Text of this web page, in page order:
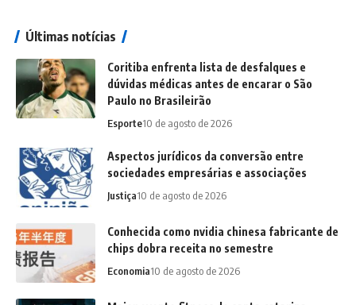
Últimas notícias
Coritiba enfrenta lista de desfalques e
dúvidas médicas antes de encarar o São
Paulo no Brasileirão
Esporte10 de agosto de 2026
Aspectos jurídicos da conversão entre
sociedades empresárias e associações
Justiça10 de agosto de 2026
Conhecida como nvidia chinesa fabricante de
chips dobra receita no semestre
Economia10 de agosto de 2026